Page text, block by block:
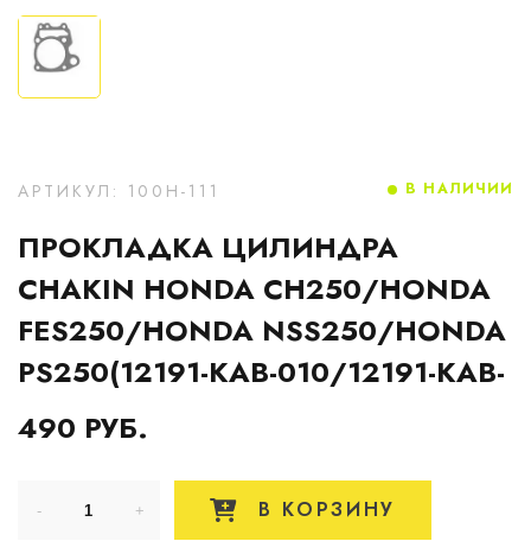
АРТИКУЛ: 100H-111
ПРОКЛАДКА ЦИЛИНДРА
CHAKIN HONDA CH250/HONDA
FES250/HONDA NSS250/HONDA
PS250(12191-KAB-010/12191-KAB-
490 РУБ.
В НАЛИЧИИ
В КОРЗИНУ